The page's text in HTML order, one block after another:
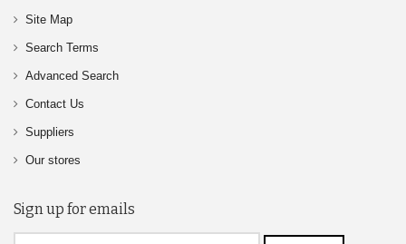
Site Map
Search Terms
Advanced Search
Contact Us
Suppliers
Our stores
Sign up for emails